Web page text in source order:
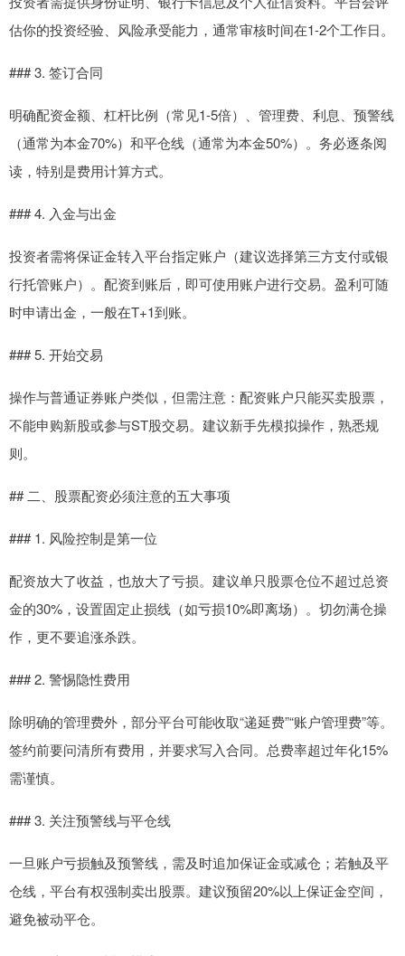
估你的投资经验、风险承受能力，通常审核时间在1-2个工作日。
### 3. 签订合同
明确配资金额、杠杆比例（常见1-5倍）、管理费、利息、预警线
（通常为本金70%）和平仓线（通常为本金50%）。务必逐条阅
读，特别是费用计算方式。
### 4. 入金与出金
投资者需将保证金转入平台指定账户（建议选择第三方支付或银
行托管账户）。配资到账后，即可使用账户进行交易。盈利可随
时申请出金，一般在T+1到账。
### 5. 开始交易
操作与普通证券账户类似，但需注意：配资账户只能买卖股票，
不能申购新股或参与ST股交易。建议新手先模拟操作，熟悉规
则。
## 二、股票配资必须注意的五大事项
### 1. 风险控制是第一位
配资放大了收益，也放大了亏损。建议单只股票仓位不超过总资
金的30%，设置固定止损线（如亏损10%即离场）。切勿满仓操
作，更不要追涨杀跌。
### 2. 警惕隐性费用
除明确的管理费外，部分平台可能收取“递延费”“账户管理费”等。
签约前要问清所有费用，并要求写入合同。总费率超过年化15%
需谨慎。
### 3. 关注预警线与平仓线
一旦账户亏损触及预警线，需及时追加保证金或减仓；若触及平
仓线，平台有权强制卖出股票。建议预留20%以上保证金空间，
避免被动平仓。